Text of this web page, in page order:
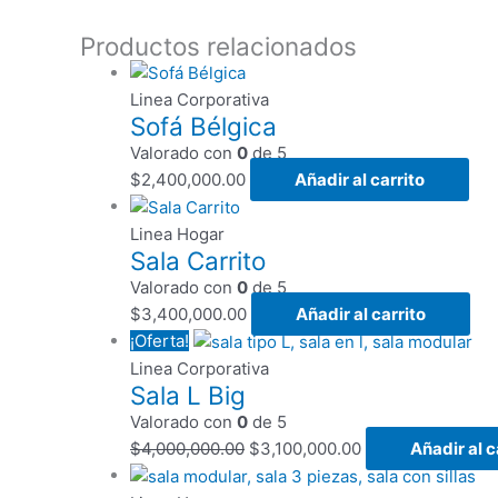
Productos relacionados
Linea Corporativa
Sofá Bélgica
Valorado con 0de 5
$2,400,000.00 Añadir al carrito
Linea Hogar
Sala Carrito
Valorado con 0de 5
$3,400,000.00
Añadir al carrito
¡Oferta!
Linea Corporativa
Sala L Big
Valorado con 0 de 5
$4,000,000.00 $3,100,000.00 Añadir al